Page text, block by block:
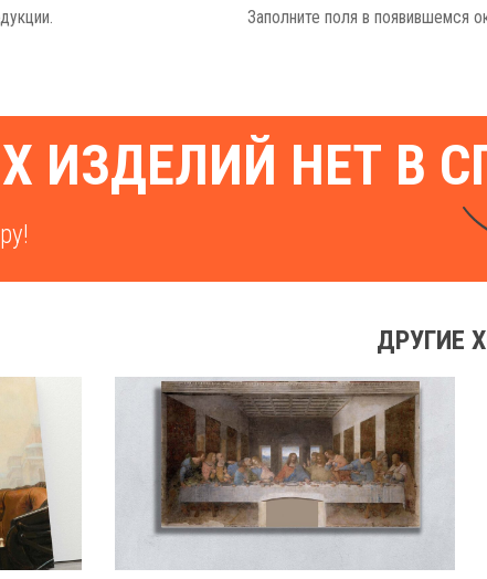
Заполните поля в появившемся
ИЗДЕЛИЙ НЕТ В
ДРУГИЕ